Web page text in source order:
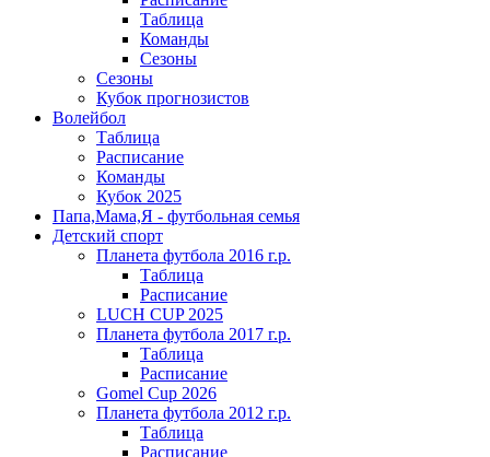
Таблица
Команды
Сезоны
Сезоны
Кубок прогнозистов
Волейбол
Таблица
Расписание
Команды
Кубок 2025
Папа,Мама,Я - футбольная семья
Детский спорт
Планета футбола 2016 г.р.
Таблица
Расписание
LUCH CUP 2025
Планета футбола 2017 г.р.
Таблица
Расписание
Gomel Cup 2026
Планета футбола 2012 г.р.
Таблица
Расписание